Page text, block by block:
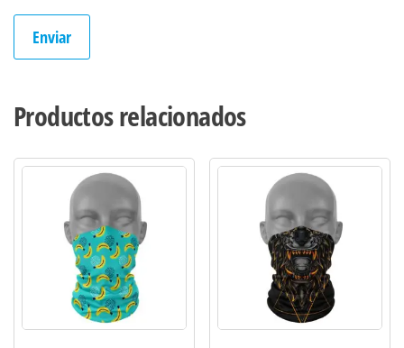
Productos relacionados